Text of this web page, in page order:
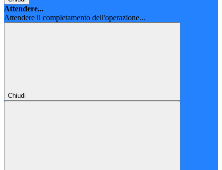
Attendere...
Attendere il completamento dell'operazione...
Chiudi